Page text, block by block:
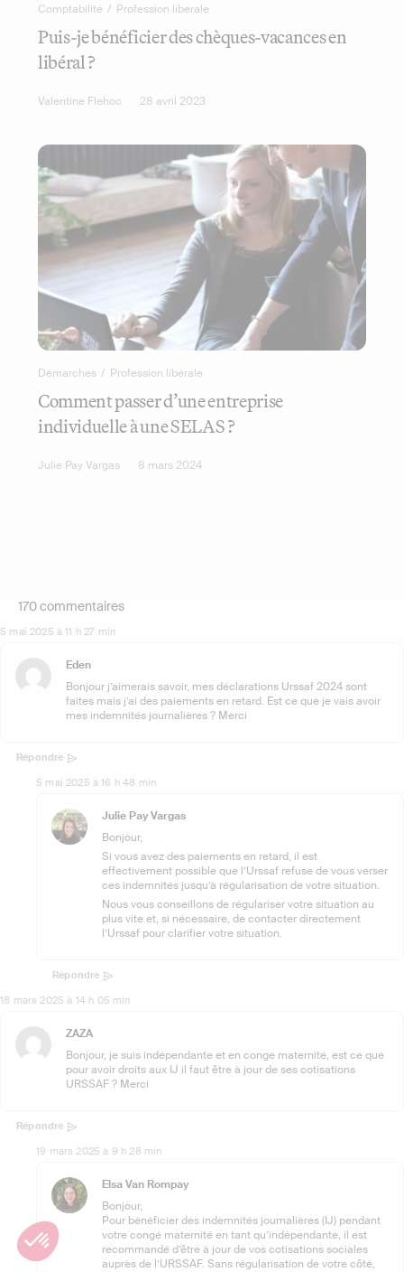
Comptabilité / Profession libérale
Puis-je bénéficier des chèques-vacances en
libéral ?
Valentine Flehoc 28 avril 2023
Démarches / Profession libérale
Comment passer d’une entreprise
individuelle à une SELAS ?
Julie Pay Vargas 8 mars 2024
170 commentaires
5 mai 2025 à 11 h 27 min
Eden
Bonjour j’aimerais savoir, mes déclarations Urssaf 2024 sont
faites mais j’ai des paiements en retard. Est ce que je vais avoir
mes indemnités journalières ? Merci
Répondre
5 mai 2025 à 16 h 48 min
Julie Pay Vargas
Bonjour,
Si vous avez des paiements en retard, il est
effectivement possible que l’Urssaf refuse de vous verser
ces indemnités jusqu’à régularisation de votre situation.
Nous vous conseillons de régulariser votre situation au
plus vite et, si nécessaire, de contacter directement
l’Urssaf pour clarifier votre situation.
Répondre
18 mars 2025 à 14 h 05 min
ZAZA
Bonjour, je suis indépendante et en conge maternité, est ce que
pour avoir droits aux IJ il faut être à jour de ses cotisations
URSSAF ? Merci
Répondre
19 mars 2025 à 9 h 28 min
Elsa Van Rompay
Bonjour,
Pour bénéficier des indemnités journalières (IJ) pendant
votre congé maternité en tant qu’indépendante, il est
recommandé d’être à jour de vos cotisations sociales
auprès de l’URSSAF. Sans régularisation de votre côté,